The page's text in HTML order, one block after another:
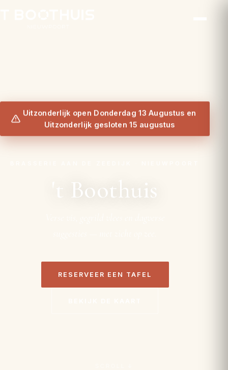
Uitzonderlijk open Donderdag 13 Augustus en
Uitzonderlijk gesloten 15 augustus
't Boothuis
RESERVEER EEN TAFEL